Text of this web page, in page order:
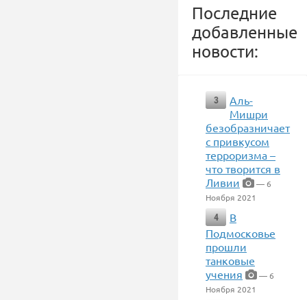
Последние
добавленные
новости:
3
Аль-
Мишри
безобразничает
с привкусом
терроризма –
что творится в
Ливии
— 6
Ноября 2021
4
В
Подмосковье
прошли
танковые
учения
— 6
Ноября 2021